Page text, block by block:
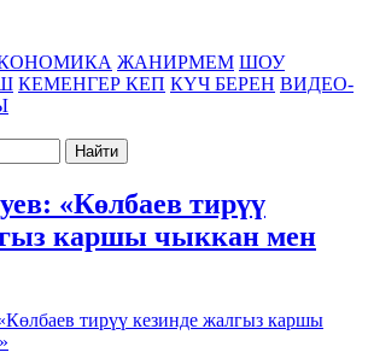
ЖАНИРМЕМ ШОУ
КЕМЕНГЕР КЕП КҮЧ БЕРЕН ВИДЕО-
Найти
«Көлбаев тирүү
каршы чыккан мен